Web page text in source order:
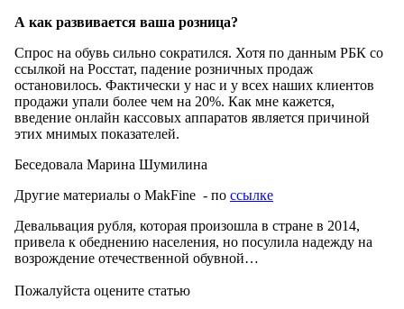
А как развивается ваша розница?
Спрос на обувь сильно сократился. Хотя по данным РБК со
ссылкой на Росстат, падение розничных продаж
остановилось. Фактически у нас и у всех наших клиентов
продажи упали более чем на 20%. Как мне кажется,
введение онлайн кассовых аппаратов является причиной
этих мнимых показателей.
Беседовала Марина Шумилина
Другие материалы о MakFine - по ссылке
Девальвация рубля, которая произошла в стране в 2014,
привела к обеднению населения, но посулила надежду на
возрождение отечественной обувной…
Пожалуйста оцените статью